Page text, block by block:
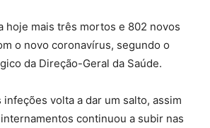
hoje mais três mortos e 802 novos
o novo coronavírus, segundo o
da Direção-Geral da Saúde.
infeções volta a dar um salto, assim
continuou a subir nas